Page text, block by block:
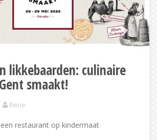
likkebaarden: culinaire
smaakt!
Rene
restaurant op kindermaat